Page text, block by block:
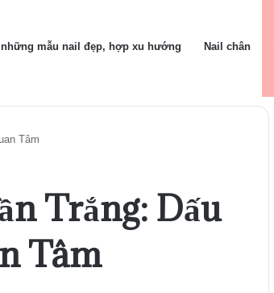
mẫu nail đẹp, hợp xu hướng Nail chân
Tâm
Trắng: Dấu
Tâm